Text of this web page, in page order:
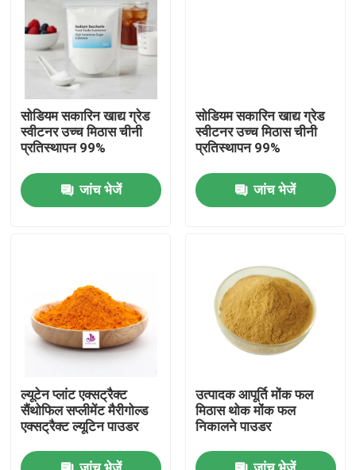
उत्पादों
वीडियो
हमारे बारे में
कारखाना भ्रमण
संपर्क करें
समाचार
एक उद्धरण का अनुरोध करें
प्राकृतिक पौधे का अर्क
सोडियम सकारिन खाद्य ग्रेड
स्वीटनर उच्च मिठास चीनी
प्रतिस्थापन 99%
जांच भेजें
सोडियम सकारिन खाद्य ग्रेड
स्वीटनर उच्च मिठास चीनी
प्रतिस्थापन 99%
जांच भेजें
ल्यूटेन प्लांट एक्सट्रैक्ट
सैंथोफिल सप्लीमेंट मैरीगोल्ड
एक्सट्रैक्ट ल्यूटिन पाउडर
उत्पादक आपूर्ति मोंक फल
मिठास थोक मोंक फल
निकालने पाउडर